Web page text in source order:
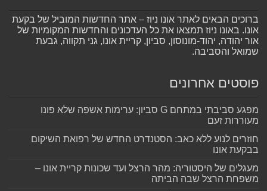
ברוכים הבאים לאתר אונו ניוז – אתר החדשות המוביל של בקעת
אונו. באונו ניוז תמצאו את כל העדכונים והחדשות המקומיות של
אור יהודה, יהוד-מונוסון, סביון, קריית אונו, גני תקווה, גבעת
שמואל והסביבה.
פוסטים אחרונים
מפגע סביבתי במתחם G סביון: ערימות אשפה שלא פונו
מעוררות זעם
חוזרים לנוע ללא כאב: הסטנדרט החדש של רפואת השיקום
בבקעת אונו
מעגלים של היסטוריה: מהר הרצל ועד שכונות קריית אונו –
משפחת הרצל שבה הביתה